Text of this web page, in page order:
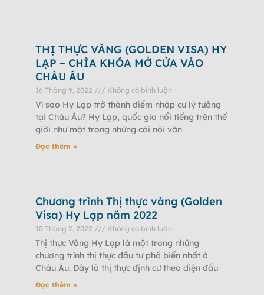
THỊ THỰC VÀNG (GOLDEN VISA) HY
LẠP – CHÌA KHÓA MỞ CỬA VÀO
CHÂU ÂU
16 Tháng 9, 2022 Không có bình luận
Vì sao Hy Lạp trở thành điểm nhập cư lý tưởng
tại Châu Âu? Hy Lạp, quốc gia nổi tiếng trên thế
giới như một trong những cái nôi văn
Đọc thêm »
Chương trình Thị thực vàng (Golden
Visa) Hy Lạp năm 2022
10 Tháng 2, 2022 Không có bình luận
Thị thực Vàng Hy Lạp là một trong những
chương trình thị thực đầu tư phổ biến nhất ở
Châu Âu. Đây là thị thực định cư theo diện đầu
Đọc thêm »